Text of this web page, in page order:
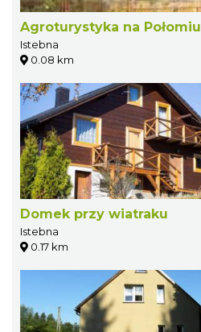
Agroturystyka na Połomiu
Istebna
0.08 km
Domek przy wiatraku
Istebna
0.17 km